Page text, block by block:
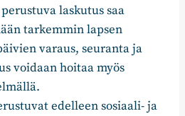
laskutus saa
tarkemmin lapsen
varaus, seuranta ja
voidaan hoitaa myös
edelleen sosiaali- ja